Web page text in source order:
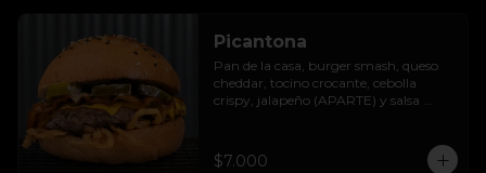
Picantona
Pan de la casa, burger smash, queso
cheddar, tocino crocante, cebolla
crispy, jalapeño (APARTE) y salsa
$7.000